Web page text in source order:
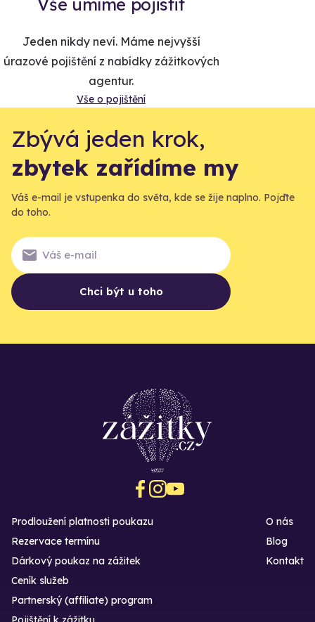
Jeden nikdy neví. Máme nejvyšší
úrazové pojištění z nabídky zážitkových
agentur.
Vše o pojištění
Zbývá jeden krok,
zbytek zařídíme my
Váš e-mail je vstupenka do světa, kde se žije naplno. Pojďte
do toho.
Chci být u toho
Prodloužení platnosti poukazu
Rezervace termínu
Dárkový poukaz na zážitek
O nás
Blog
Kontakt
Ceník služeb
Partnerský (affiliate) program